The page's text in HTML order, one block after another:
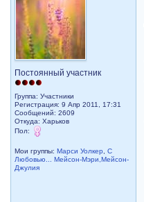
Постоянный участник
Группа: Участники
Регистрация: 9 Апр 2011, 17:31
Сообщений: 2609
Откуда: Харьков
Пол:
Мои группы:Марси Уолкер ,С
Любовью... Мейсон-Мэри,Мейсон-
Джулия